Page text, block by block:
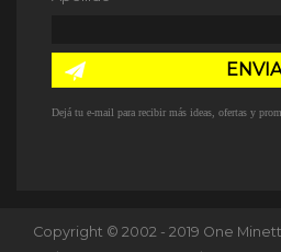
Dejá tu e-mail para recibir más ideas, ofertas y
Copyright © 2002 - 2019 One